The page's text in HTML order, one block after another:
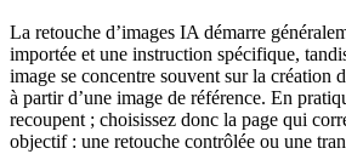
La retouche d’images IA démarre
importée et une instruction spécifique,
image se concentre souvent sur la création
à partir d’une image de référence. En
recoupent ; choisissez donc la page qui
objectif : une retouche contrôlée ou une